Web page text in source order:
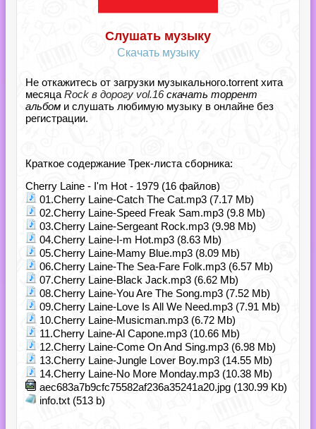
Слушать музыку
Скачать музыку
Не откажитесь от загрузки музыкального.torrent хита
месяца Rock в дорогу vol.16скачать торрент
альбом и слушать любимую музыку в онлайне без
регистрации.
Краткое содержание Трек-листа сборника:
Cherry Laine - I'm Hot - 1979 (16 файлов)
01.Cherry Laine-Catch The Cat.mp3 (7.17 Mb)
02.Cherry Laine-Speed Freak Sam.mp3 (9.8 Mb)
03.Cherry Laine-Sergeant Rock.mp3 (9.98 Mb)
04.Cherry Laine-I-m Hot.mp3 (8.63 Mb)
05.Cherry Laine-Mamy Blue.mp3 (8.09 Mb)
06.Cherry Laine-The Sea-Fare Folk.mp3 (6.57 Mb)
07.Cherry Laine-Black Jack.mp3 (6.62 Mb)
08.Cherry Laine-You Are The Song.mp3 (7.52 Mb)
09.Cherry Laine-Love Is All We Need.mp3 (7.91 Mb)
10.Cherry Laine-Musicman.mp3 (6.72 Mb)
11.Cherry Laine-Al Capone.mp3 (10.66 Mb)
12.Cherry Laine-Come On And Sing.mp3 (6.98 Mb)
13.Cherry Laine-Jungle Lover Boy.mp3 (14.55 Mb)
14.Cherry Laine-No More Monday.mp3 (10.38 Mb)
aec683a7b9cfc75582af236a35241a20.jpg (130.99 Kb)
info.txt (513 b)